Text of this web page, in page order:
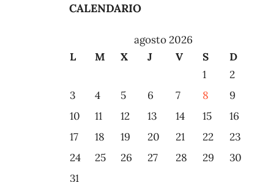
CALENDARIO
agosto 2026
L
M X J V S
D
1
2
3
4 5 6 7 8
9
10
11 12 13 14 15
16
17
18 19 20 21 22
23
24
25 26 27 28 29
30
31